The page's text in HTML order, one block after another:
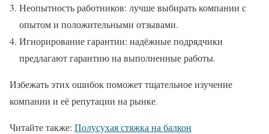
Неопытность работников: лучше выбирать компании с
опытом и положительными отзывами.
Игнорирование гарантии: надёжные подрядчики
предлагают гарантию на выполненные работы.
Избежать этих ошибок поможет тщательное изучение
компании и её репутации на рынке.
Читайте также: Полусухая стяжка на балкон